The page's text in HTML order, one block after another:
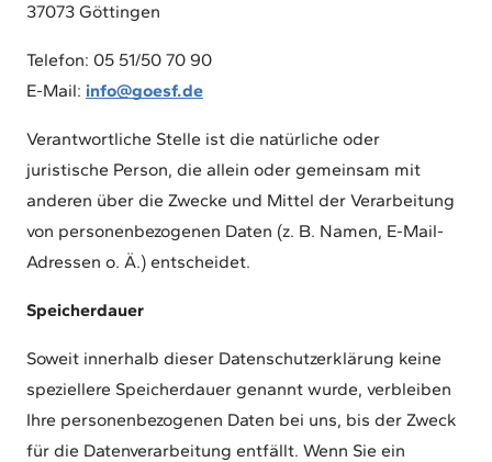
37073 Göttingen
Telefon: 05 51/50 70 90
E-Mail: info@goesf.de
Verantwortliche Stelle ist die natürliche oder
juristische Person, die allein oder gemeinsam mit
anderen über die Zwecke und Mittel der Verarbeitung
von personenbezogenen Daten (z. B. Namen, E-Mail-
Adressen o. Ä.) entscheidet.
Speicherdauer
Soweit innerhalb dieser Datenschutzerklärung keine
speziellere Speicherdauer genannt wurde, verbleiben
Ihre personenbezogenen Daten bei uns, bis der Zweck
für die Datenverarbeitung entfällt. Wenn Sie ein